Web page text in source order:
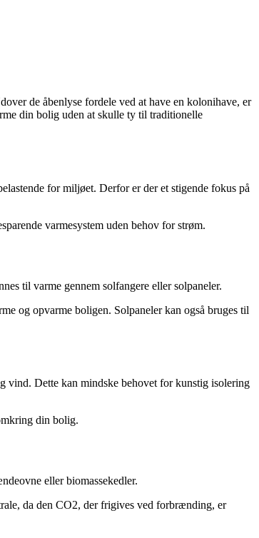
de åbenlyse fordele ved at have en kolonihave, er
din bolig uden at skulle ty til traditionelle
for miljøet. Derfor er der et stigende fokus på
varmesystem uden behov for strøm.
til varme gennem solfangere eller solpaneler.
og opvarme boligen. Solpaneler kan også bruges til
vind. Dette kan mindske behovet for kunstig isolering
din bolig.
eller biomassekedler.
da den CO2, der frigives ved forbrænding, er